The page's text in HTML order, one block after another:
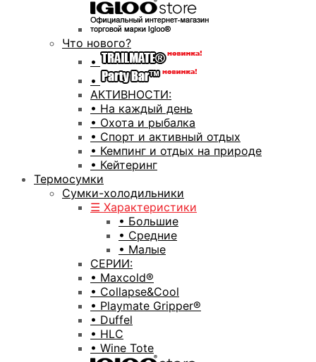
Что нового?
•
•
АКТИВНОСТИ:
• На каждый день
• Охота и рыбалка
• Спорт и активный отдых
• Кемпинг и отдых на природе
• Кейтеринг
Термосумки
Сумки-холодильники
☰ Характеристики
• Большие
• Средние
• Малые
СЕРИИ:
• Maxcold®
• Collapse&Cool
• Playmate Gripper®
• Duffel
• HLC
• Wine Tote